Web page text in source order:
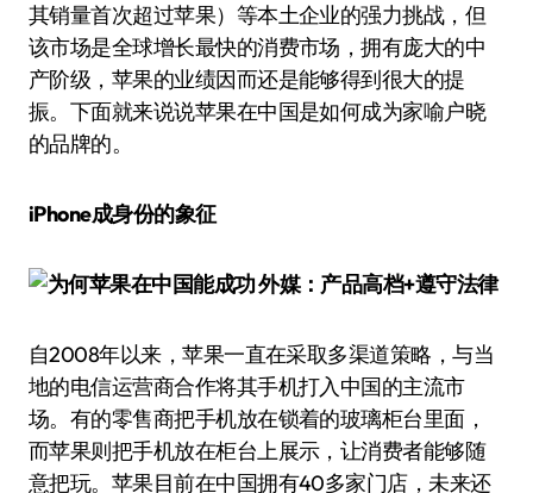
其销量首次超过苹果）等本土企业的强力挑战，但
该市场是全球增长最快的消费市场，拥有庞大的中
产阶级，苹果的业绩因而还是能够得到很大的提
振。下面就来说说苹果在中国是如何成为家喻户晓
的品牌的。
iPhone成身份的象征
自2008年以来，苹果一直在采取多渠道策略，与当
地的电信运营商合作将其手机打入中国的主流市
场。有的零售商把手机放在锁着的玻璃柜台里面，
而苹果则把手机放在柜台上展示，让消费者能够随
意把玩。苹果目前在中国拥有40多家门店，未来还